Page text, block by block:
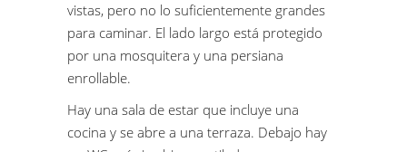
vistas, pero no lo suficientemente grandes
para caminar. El lado largo está protegido
por una mosquitera y una persiana
enrollable.
Hay una sala de estar que incluye una
cocina y se abre a una terraza. Debajo hay